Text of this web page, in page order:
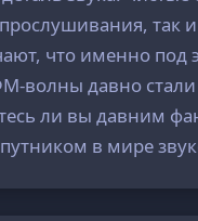
так
что именно под
волны давно стали
ли вы давним
в мире